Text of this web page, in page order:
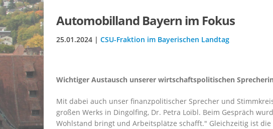
Automobilland Bayern im Fokus
25.01.2024 | CSU-Fraktion im Bayerischen Landtag
Wichtiger Austausch unserer wirtschaftspolitischen
Mit dabei auch unser finanzpolitischer Sprecher und
großen Werks in Dingolfing, Dr. Petra Loibl. Beim Gespräch
Wohlstand bringt und Arbeitsplätze schafft." Gleichzeitig ist